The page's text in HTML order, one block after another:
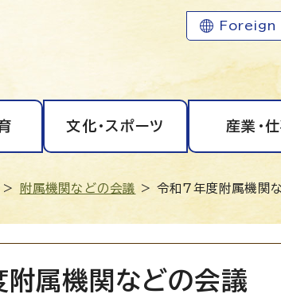
Foreign
文化・スポーツ 産業・
> 附属機関などの会議 > 令和7年度附属機関
属機関などの会議